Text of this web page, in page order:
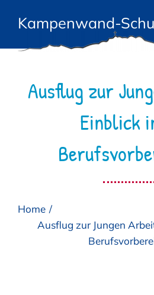
InhaltKampenwand-
Start
News
Das Team
Eltern
Ausflug zur
Einblick
Home
Ausflug zur Jungen